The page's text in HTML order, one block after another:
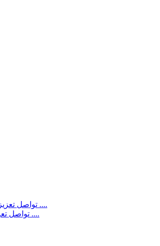
Target Consulting & Training تواصل تعزيز التميز المهني ....